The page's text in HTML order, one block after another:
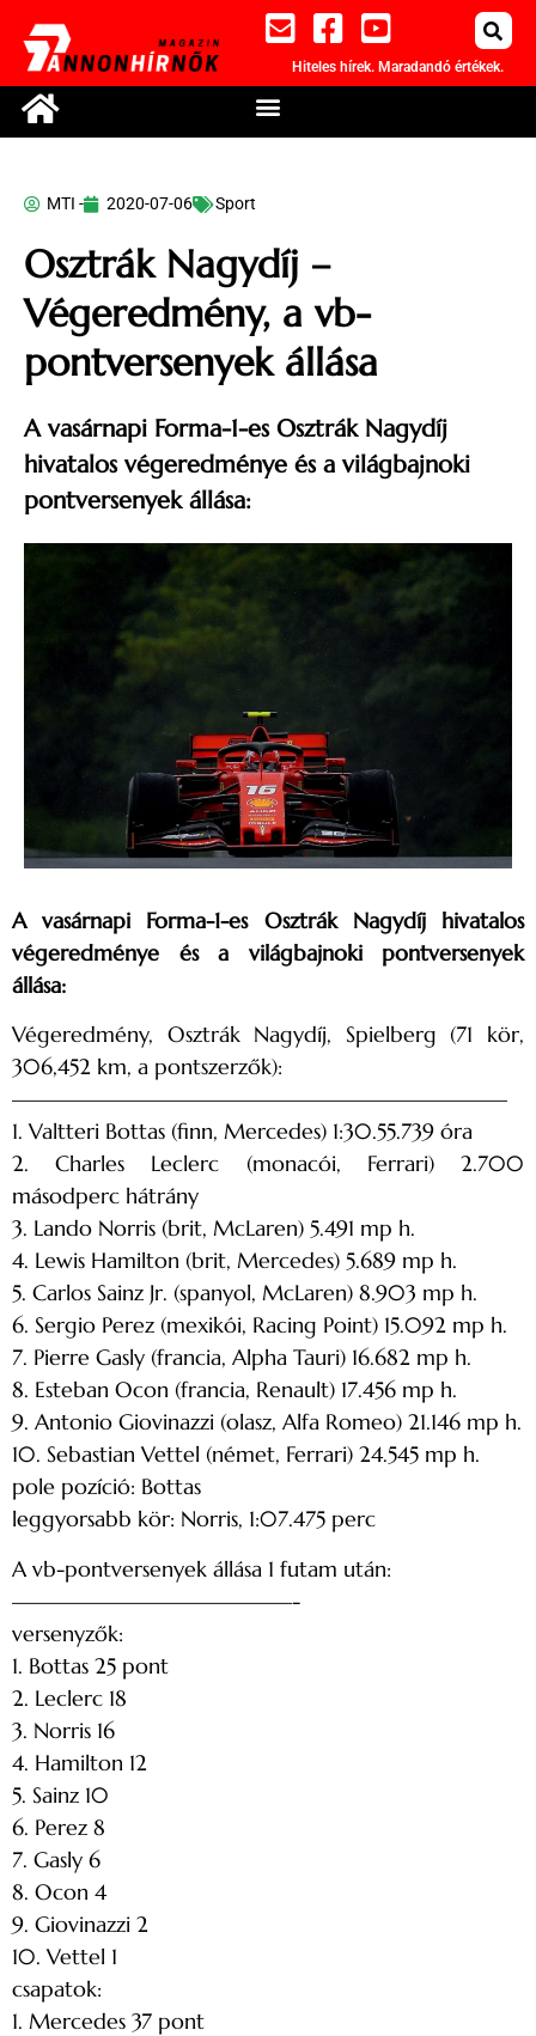
Hiteles hírek. Maradandó értékek.
MTI - 2020-07-06 Sport
Osztrák Nagydíj –
Végeredmény, a vb-
pontversenyek állása
A vasárnapi Forma-1-es Osztrák Nagydíj
hivatalos végeredménye és a világbajnoki
pontversenyek állása:
A vasárnapi Forma-1-es Osztrák Nagydíj hivatalos
végeredménye és a világbajnoki pontversenyek
állása:
Végeredmény, Osztrák Nagydíj, Spielberg (71 kör,
306,452 km, a pontszerzők):
———————————————————————
1. Valtteri Bottas (finn, Mercedes) 1:30.55.739 óra
2. Charles Leclerc (monacói, Ferrari) 2.700
másodperc hátrány
3. Lando Norris (brit, McLaren) 5.491 mp h.
4. Lewis Hamilton (brit, Mercedes) 5.689 mp h.
5. Carlos Sainz Jr. (spanyol, McLaren) 8.903 mp h.
6. Sergio Perez (mexikói, Racing Point) 15.092 mp h.
7. Pierre Gasly (francia, Alpha Tauri) 16.682 mp h.
8. Esteban Ocon (francia, Renault) 17.456 mp h.
9. Antonio Giovinazzi (olasz, Alfa Romeo) 21.146 mp h.
10. Sebastian Vettel (német, Ferrari) 24.545 mp h.
pole pozíció: Bottas
leggyorsabb kör: Norris, 1:07.475 perc
A vb-pontversenyek állása 1 futam után:
—————————————-
versenyzők:
1. Bottas 25 pont
2. Leclerc 18
3. Norris 16
4. Hamilton 12
5. Sainz 10
6. Perez 8
7. Gasly 6
8. Ocon 4
9. Giovinazzi 2
10. Vettel 1
csapatok:
1. Mercedes 37 pont